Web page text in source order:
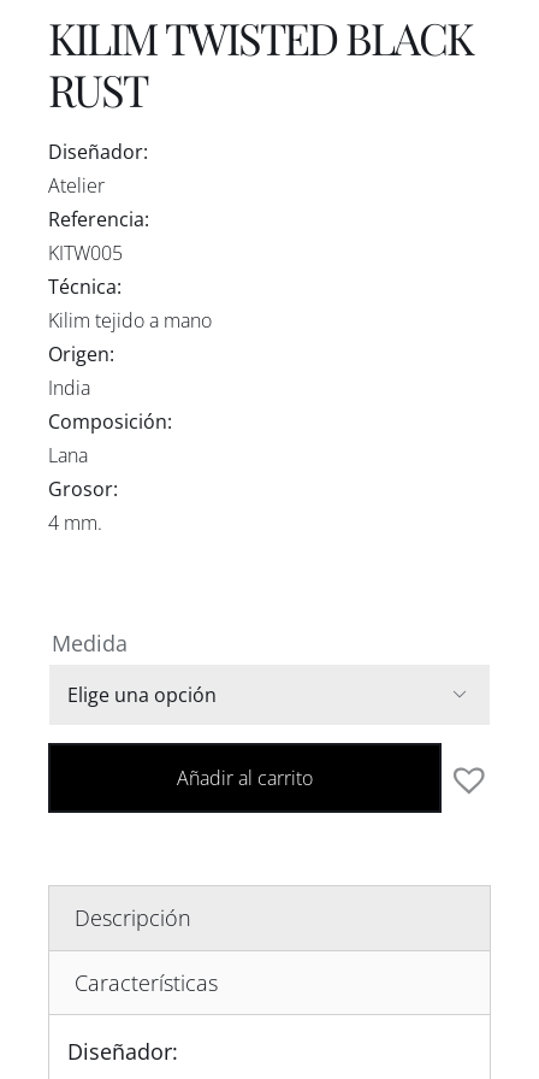
KILIM TWISTED BLACK
RUST
Diseñador:
Atelier
Referencia:
KITW005
Técnica:
Kilim tejido a mano
Origen:
India
Composición:
Lana
Grosor:
4 mm.
Medida

Añadir al carrito
Descripción
Características
Diseñador: